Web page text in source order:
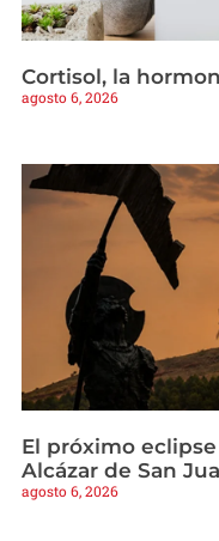
Cortisol, la
agosto 6, 2026
El próximo
Alcázar de San
agosto 6, 2026